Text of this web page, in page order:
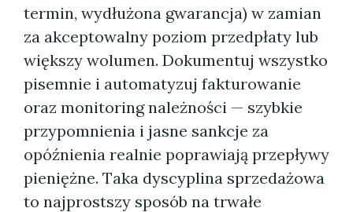
termin, wydłużona gwarancja) w zamian
za akceptowalny poziom przedpłaty lub
większy wolumen. Dokumentuj wszystko
pisemnie i automatyzuj fakturowanie
oraz monitoring należności — szybkie
przypomnienia i jasne sankcje za
opóźnienia realnie poprawiają przepływy
pieniężne. Taka dyscyplina sprzedażowa
to najprostszy sposób na trwałe